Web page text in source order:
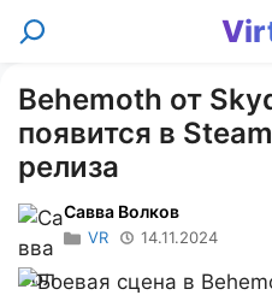
Перейти
Поиск
Behemoth от
появится в
релиза
Савва Волков
VR 14.11.2024